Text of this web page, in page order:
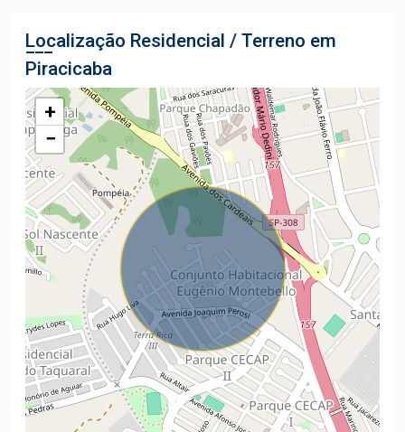
Localização Residencial / Terreno em
Piracicaba
+
−